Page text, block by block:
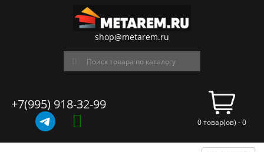
shop@metarem.ru
+7(995) 918-32-99
0 товар(ов) - 0